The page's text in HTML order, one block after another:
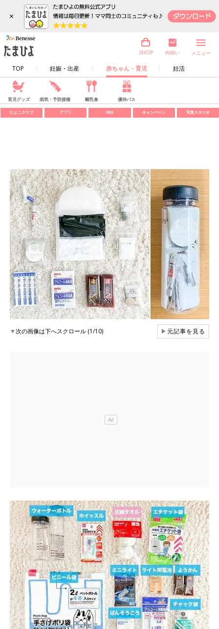
×
TOP 妊娠・出産 赤ちゃん・育児 妊活
SHOP 内祝い メニュー
育児グッズ 病気・予防接種 離乳食 優待パス
ひよこクラブ アプリ SNS キャンペーン 写真スタジオ
▼次の画像は下へスクロール (1/10) ▶元記事を見る